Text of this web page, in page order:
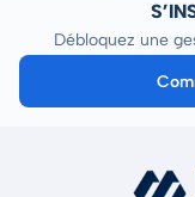
Débloquez une